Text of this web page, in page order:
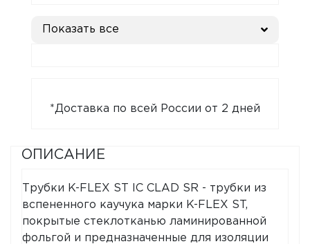
Показать все
*Доставка по всей России от 2 дней
ОПИСАНИЕ
Трубки K-FLEX ST IC CLAD SR - трубки из
вспененного каучука марки K-FLEX ST,
покрытые стеклотканью ламинированной
фольгой и предназначенные для изоляции